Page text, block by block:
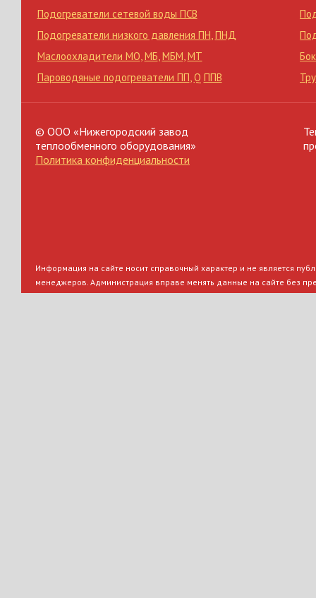
Подогреватели сетевой воды ПСВ
Подогреватели низкого давления ПН,ПНД
Маслоохладители МО,МБ,МБМ,МТ
Пароводяные подогреватели ПП,Q ППВ
© ООО «Нижегородский завод
теплообменного оборудования»
Политика конфиденциальности
Информация на сайте носит справочный характер и не является
менеджеров. Администрация вправе менять данные на сайте без